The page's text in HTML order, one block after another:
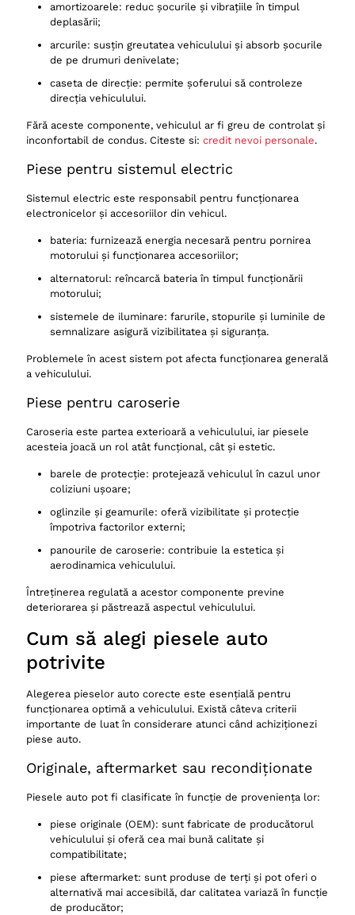
amortizoarele: reduc șocurile și vibrațiile în timpul
deplasării;
arcurile: susțin greutatea vehiculului și absorb șocurile
de pe drumuri denivelate;
caseta de direcție: permite șoferului să controleze
direcția vehiculului.
Fără aceste componente, vehiculul ar fi greu de controlat și
inconfortabil de condus. Citeste si: credit nevoi personale.
Piese pentru sistemul electric
Sistemul electric este responsabil pentru funcționarea
electronicelor și accesoriilor din vehicul.
bateria: furnizează energia necesară pentru pornirea
motorului și funcționarea accesoriilor;
alternatorul: reîncarcă bateria în timpul funcționării
motorului;
sistemele de iluminare: farurile, stopurile și luminile de
semnalizare asigură vizibilitatea și siguranța.
Problemele în acest sistem pot afecta funcționarea generală
a vehiculului.
Piese pentru caroserie
Caroseria este partea exterioară a vehiculului, iar piesele
acesteia joacă un rol atât funcțional, cât și estetic.
barele de protecție: protejează vehiculul în cazul unor
coliziuni ușoare;
oglinzile și geamurile: oferă vizibilitate și protecție
împotriva factorilor externi;
panourile de caroserie: contribuie la estetica și
aerodinamica vehiculului.
Întreținerea regulată a acestor componente previne
deteriorarea și păstrează aspectul vehiculului.
Cum să alegi piesele auto
potrivite
Alegerea pieselor auto corecte este esențială pentru
funcționarea optimă a vehiculului. Există câteva criterii
importante de luat în considerare atunci când achiziționezi
piese auto.
Originale, aftermarket sau recondiționate
Piesele auto pot fi clasificate în funcție de proveniența lor:
piese originale (OEM): sunt fabricate de producătorul
vehiculului și oferă cea mai bună calitate și
compatibilitate;
piese aftermarket: sunt produse de terți și pot oferi o
alternativă mai accesibilă, dar calitatea variază în funcție
de producător;